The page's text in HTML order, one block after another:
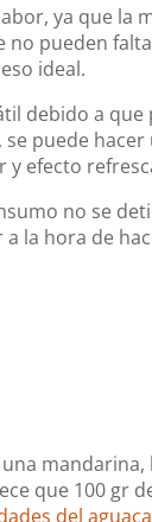
ya que la
pueden
ideal.
debido a
puede
y efecto
no se
la hora de
que 100 gr
del